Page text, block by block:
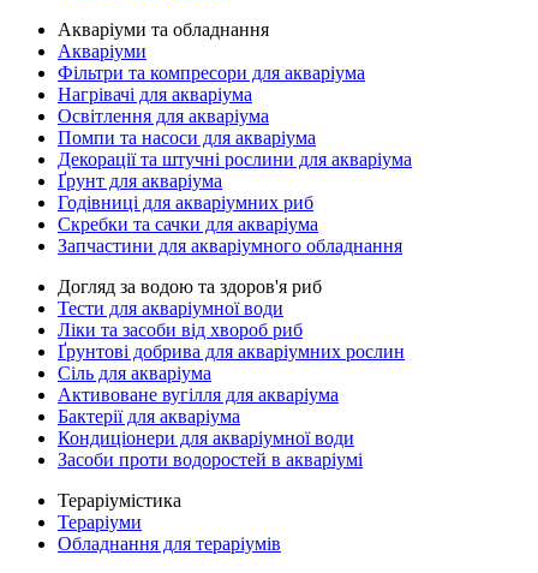
Акваріуми та обладнання
Акваріуми
Фільтри та компресори для акваріума
Нагрівачі для акваріума
Освітлення для акваріума
Помпи та насоси для акваріума
Декорації та штучні рослини для акваріума
Ґрунт для акваріума
Годівниці для акваріумних риб
Скребки та сачки для акваріума
Запчастини для акваріумного обладнання
Догляд за водою та здоров'я риб
Тести для акваріумної води
Ліки та засоби від хвороб риб
Ґрунтові добрива для акваріумних рослин
Сіль для акваріума
Активоване вугілля для акваріума
Бактерії для акваріума
Кондиціонери для акваріумної води
Засоби проти водоростей в акваріумі
Тераріумістика
Тераріуми
Обладнання для тераріумів